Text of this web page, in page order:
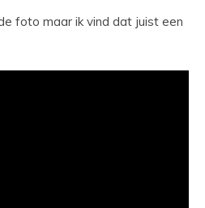
foto maar ik vind dat juist een